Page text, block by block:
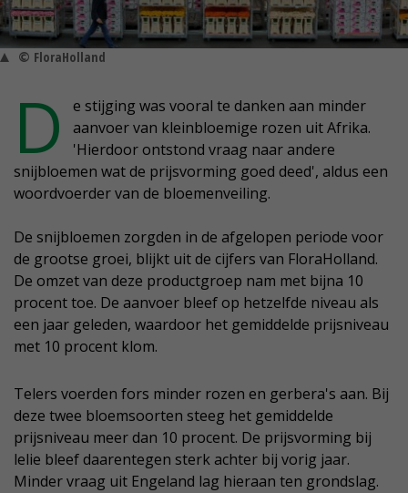
© FloraHolland
D
e stijging was vooral te danken aan minder
aanvoer van kleinbloemige rozen uit Afrika.
'Hierdoor ontstond vraag naar andere
snijbloemen wat de prijsvorming goed deed', aldus een
woordvoerder van de bloemenveiling.
De snijbloemen zorgden in de afgelopen periode voor
de grootse groei, blijkt uit de cijfers van FloraHolland.
De omzet van deze productgroep nam met bijna 10
procent toe. De aanvoer bleef op hetzelfde niveau als
een jaar geleden, waardoor het gemiddelde prijsniveau
met 10 procent klom.
Telers voerden fors minder rozen en gerbera's aan. Bij
deze twee bloemsoorten steeg het gemiddelde
prijsniveau meer dan 10 procent. De prijsvorming bij
lelie bleef daarentegen sterk achter bij vorig jaar.
Minder vraag uit Engeland lag hieraan ten grondslag.